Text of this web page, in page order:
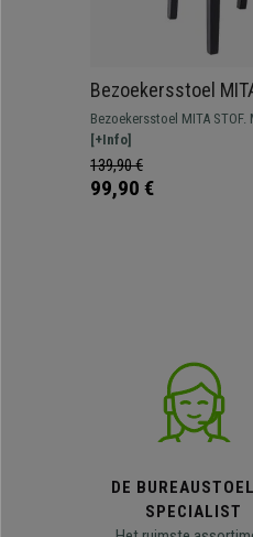
Bezoekersstoel
Houten Poten,
Bezoekersstoel MITA
zitcomfort dankzij de dikke
bekleding.
[+Info]
139,90 €
99,90 €
DE
SPECIALIST